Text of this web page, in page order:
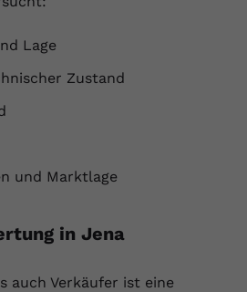
Lage
Zustand
und Marktlage
in Jena
auch Verkäufer ist eine